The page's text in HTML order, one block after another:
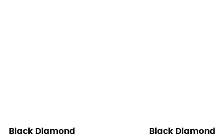
Black Diamond Black Diamond